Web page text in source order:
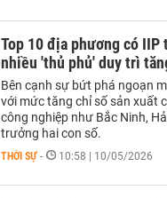
Top 10 địa phương có IIP
nhiều 'thủ phủ' duy trì
Bên cạnh sự bứt phá ngoạn
với mức tăng chỉ số sản xuất
công nghiệp như Bắc Ninh,
trưởng hai con số.
THỜI SỰ - 10:58 | 10/05/2026